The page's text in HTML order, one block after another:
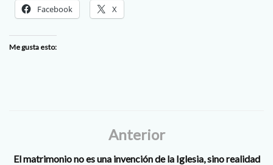
Facebook X
Me gusta esto:
Anterior
El matrimonio no es una invención de la Iglesia, sino realidad